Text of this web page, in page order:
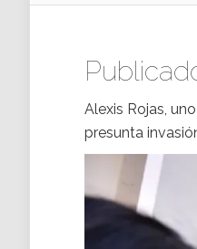
Alexis Rojas,
presunta